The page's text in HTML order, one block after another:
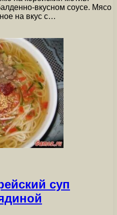
вкусном соусе. Мясо
на вкус с…
суп